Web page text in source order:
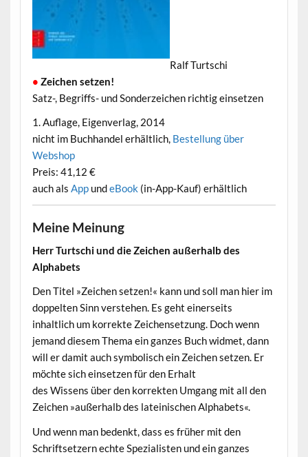
Ralf Turtschi
• Zeichen setzen!
Satz-, Begriffs- und Sonderzeichen richtig einsetzen•
1. Auflage, Eigenverlag, 2014•
nicht im Buchhandel erhältlich, Bestellung über
Webshop•
Preis: 41,12 €•
auch als AppundeBook (in-App-Kauf) erhältlich•
Meine Meinung
Herr Turtschi und die Zeichen außerhalb des
Alphabets
Den Titel »Zeichen setzen!« kann und soll man hier im
doppelten Sinn verstehen. Es geht einerseits
inhaltlich um korrekte Zeichensetzung. Doch wenn
jemand diesem Thema ein ganzes Buch widmet, dann
will er damit auch symbolisch ein Zeichen setzen. Er
möchte sich einsetzen für den Erhalt
des Wissens über den korrekten Umgang mit all den
Zeichen »außerhalb des lateinischen Alphabets«.
Und wenn man bedenkt, dass es früher mit den
Schriftsetzern echte Spezialisten und ein ganzes